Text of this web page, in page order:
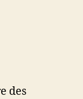
des